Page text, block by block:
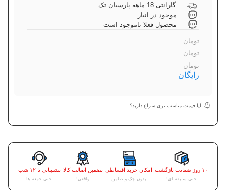
گارانتی 18 ماهه پارسیان تک
موجود در انبار
محصول فعلا ناموجود است
تومان
تومان
تومان
رایگان
آیا قیمت مناسب تری سراغ دارید؟
۱۰ روز ضمانت بازگشت
حتی سلیقه ای!
امکان خرید اقساطی
بدون چک و ضامن
تضمین اصالت کالا
واقعی!
پشتیبانی تا ۱۲ شب
حتی جمعه ها